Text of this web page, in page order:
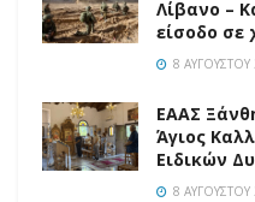
Λίβανο –
είσοδο σε
8 ΑΥΓΟΎΣΤΟΥ
EAAΣ
Άγιος
Ειδικών
8 ΑΥΓΟΎΣΤΟΥ